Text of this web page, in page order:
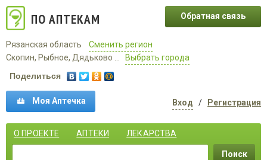
ПО АПТЕКАМ
Рязанская область
Сменить регион
Скопин, Рыбное, Дядьково ...
Выбрать города
Обратная связь
Поделиться
Моя Аптечка Вход / Регистрация
О ПРОЕКТЕ АПТЕКИ ЛЕКАРСТВА
Поиск